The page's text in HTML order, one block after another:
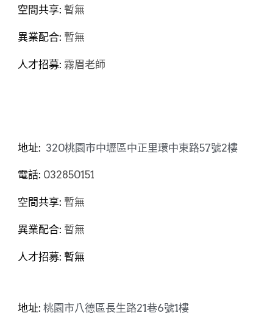
空間共享: 暫無
異業配合: 暫無
人才招募: 霧眉老師
地址: 320桃園市中壢區中正里環中東路57號2樓
電話: 032850151
空間共享: 暫無
異業配合: 暫無
人才招募: 暫無
地址: 桃園市八德區長生路21巷6號1樓